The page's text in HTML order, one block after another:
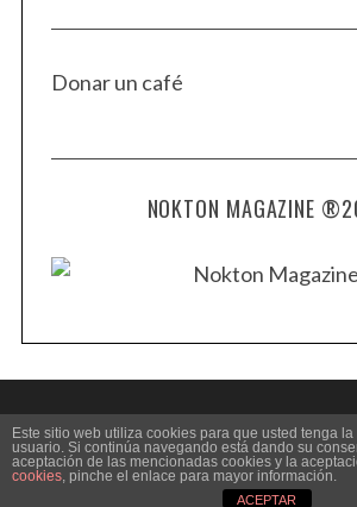
Donar un café
NOKTON MAGAZINE
BACK TO TOP
Este sitio web utiliza cookies para que usted tenga
usuario. Si continúa navegando está dando su
aceptación de las mencionadas cookies y la
cookies, pinche el enlace para mayor información.
ACEPTAR